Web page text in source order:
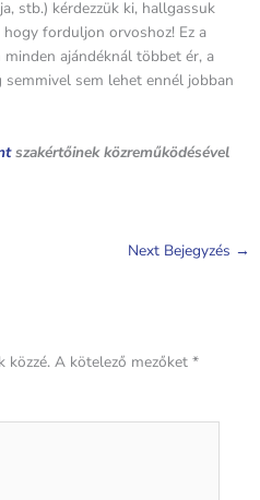
stb.) kérdezzük ki, hallgassuk
forduljon orvoshoz! Ez a
ajándéknál többet ér, a
sem lehet ennél jobban
szakértőinek közreműködésével
Next Bejegyzés →
közzé. A kötelező mezőket *